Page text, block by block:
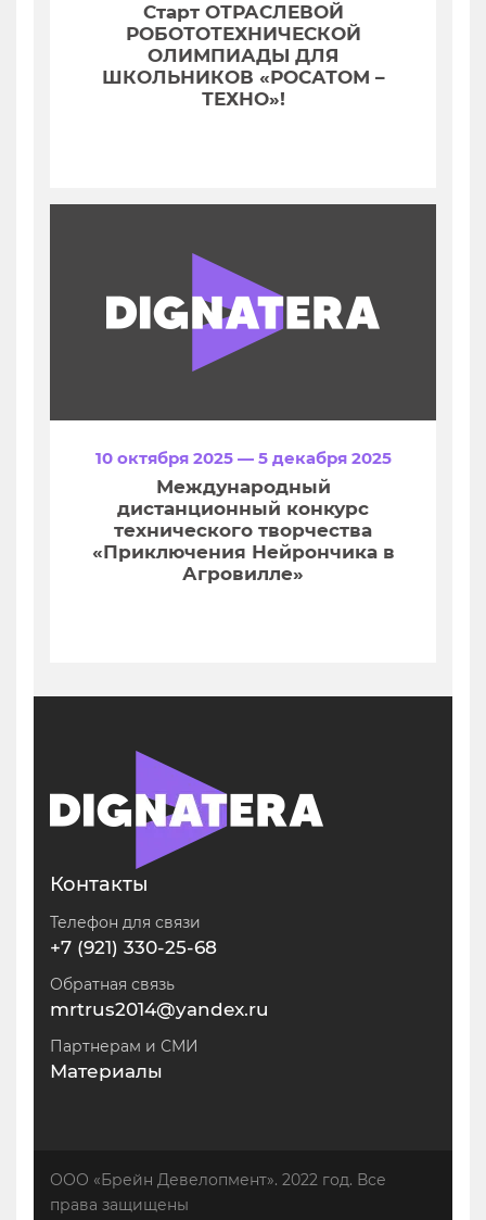
Старт ОТРАСЛЕВОЙ
РОБОТОТЕХНИЧЕСКОЙ
ОЛИМПИАДЫ ДЛЯ
ШКОЛЬНИКОВ «РОСАТОМ –
ТЕХНО»!
10 октября 2025 — 5 декабря 2025
Международный
дистанционный конкурс
технического творчества
«Приключения Нейрончика в
Агровилле»
Контакты
Телефон для связи
+7 (921) 330-25-68
Обратная связь
mrtrus2014@yandex.ru
Партнерам и СМИ
Материалы
ООО «Брейн Девелопмент». 2022 год. Все
права защищены